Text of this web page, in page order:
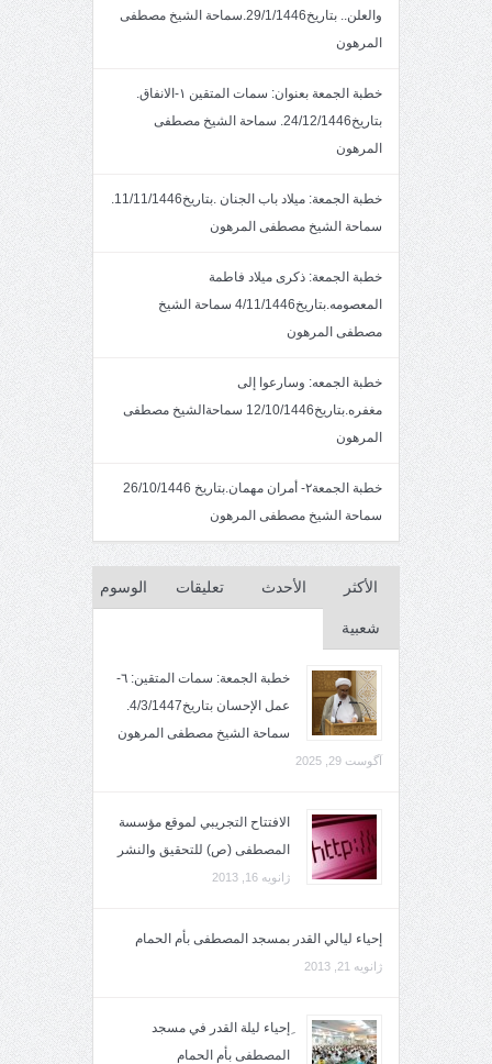
والعلن.. بتاريخ29/1/1446.سماحة الشيخ مصطفى
المرهون
خطبة الجمعة بعنوان: سمات المتقين ١-الانفاق.
بتاريخ24/12/1446. سماحة الشيخ مصطفى
المرهون
خطبة الجمعة: ميلاد باب الجنان .بتاريخ11/11/1446.
سماحة الشيخ مصطفى المرهون
خطبة الجمعة: ذكرى ميلاد فاطمة
المعصومه.بتاريخ4/11/1446 سماحة الشيخ
مصطفى المرهون
خطبة الجمعه: وسارعوا إلى
مغفره.بتاريخ12/10/1446 سماحةالشيخ مصطفى
المرهون
خطبة الجمعة٢- أمران مهمان.بتاريخ 26/10/1446
سماحة الشيخ مصطفى المرهون
الأكثر
شعبية
الأحدث تعليقات الوسوم
خطبة الجمعة: سمات المتقين: ٦-
عمل الإحسان بتاريخ4/3/1447.
سماحة الشيخ مصطفى المرهون
آگوست 29, 2025
الافتتاح التجريبي لموقع مؤسسة
المصطفى (ص) للتحقيق والنشر
ژانویه 16, 2013
إحياء ليالي القدر بمسجد المصطفى بأم الحمام
ژانویه 21, 2013
ِإحياء ليلة القدر في مسجد
المصطفى بأم الحمام